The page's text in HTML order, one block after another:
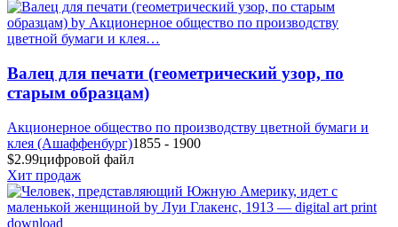
Валец для печати (геометрический узор, по
старым образцам)
Акционерное общество по производству цветной бумаги и
клея (Ашаффенбург)1855 - 1900
$2.99цифровой файл
Хит продаж